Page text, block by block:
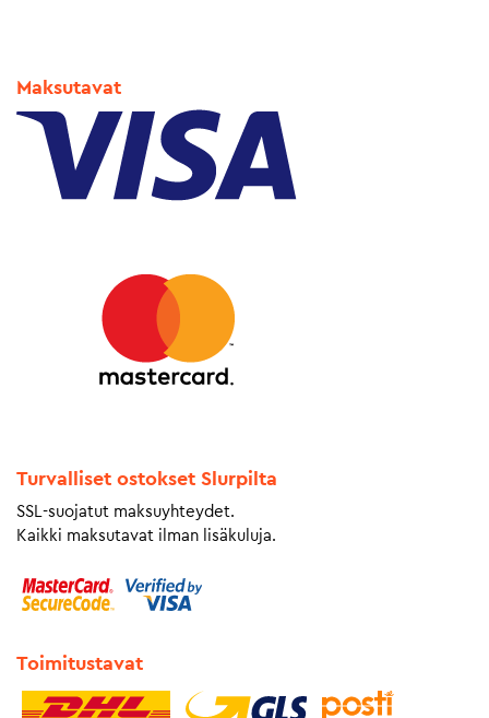
Maksutavat
Turvalliset ostokset Slurpilta
SSL-suojatut maksuyhteydet.
Kaikki maksutavat ilman lisäkuluja.
Toimitustavat